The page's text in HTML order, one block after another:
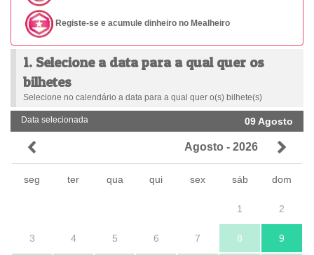
Registe-se e acumule dinheiro no Mealheiro
1. Selecione a data para a qual quer os
bilhetes
Selecione no calendário a data para a qual quer o(s) bilhete(s)
Data selecionada 09 Agosto
Agosto - 2026
seg ter qua qui sex sáb dom
1 2
3 4 5 6 7 8 9